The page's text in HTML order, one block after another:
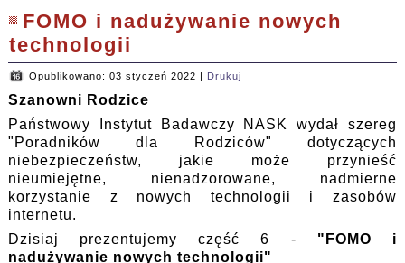
FOMO i nadużywanie nowych
technologii
Opublikowano: 03 styczeń 2022 | Drukuj
Szanowni Rodzice
Państwowy Instytut Badawczy NASK wydał szereg
"Poradników dla Rodziców" dotyczących
niebezpieczeństw, jakie może przynieść
nieumiejętne, nienadzorowane, nadmierne
korzystanie z nowych technologii i zasobów
internetu.
Dzisiaj prezentujemy część 6 - "FOMO i
nadużywanie nowych technologii"